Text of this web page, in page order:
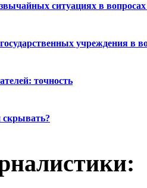
ситуациях в вопросах
учреждения в
точность
скрывать?